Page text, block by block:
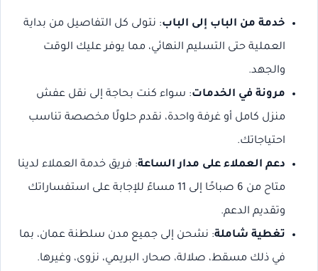
خدمة من الباب إلى الباب: نتولى كل التفاصيل من بداية
العملية حتى التسليم النهائي، مما يوفر عليك الوقت
والجهد.
مرونة في الخدمات: سواء كنت بحاجة إلى نقل عفش
منزل كامل أو غرفة واحدة، نقدم حلولًا مخصصة تناسب
احتياجاتك.
دعم العملاء على مدار الساعة: فريق خدمة العملاء لدينا
متاح من 6 صباحًا إلى 11 مساءً للإجابة على استفساراتك
وتقديم الدعم.
تغطية شاملة: نشحن إلى جميع مدن سلطنة عمان، بما
في ذلك مسقط، صلالة، صحار، البريمي، نزوى، وغيرها.